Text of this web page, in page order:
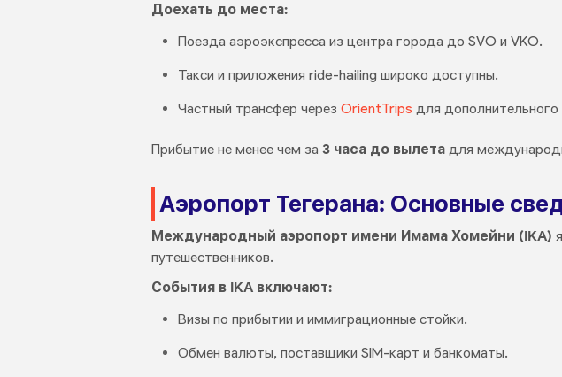
Доехать до места:
Поезда аэроэкспресса из центра города до SVO и VKO.
Такси и приложения ride-hailing широко доступны.
Частный трансфер через OrientTrips для дополнительного
Прибытие не менее чем за 3 часа до вылета для
Аэропорт Тегерана: Основные
Международный аэропорт имени Имама Хомейни (IKA)
путешественников.
События в IKA включают:
Визы по прибытии и иммиграционные стойки.
Обмен валюты, поставщики SIM-карт и банкоматы.